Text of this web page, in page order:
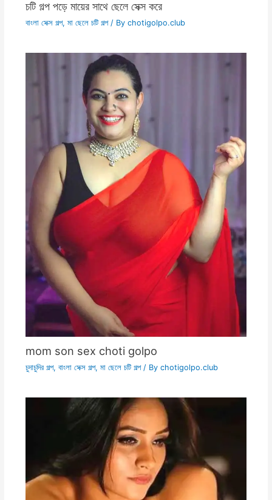
চটি গল্প পড়ে মায়ের সাথে ছেলে সেক্স করে
বাংলা সেক্স গল্প, মা ছেলে চটি গল্প/ By chotigolpo.club
mom son sex choti golpo
চুদাচুদির গল্প, বাংলা সেক্স গল্প, মা ছেলে চটি গল্প/ By chotigolpo.club